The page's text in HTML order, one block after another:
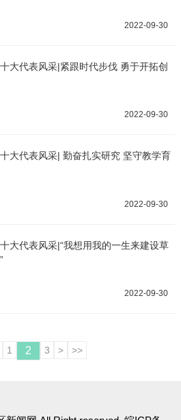
2022-09-30
大代表风采|紧跟时代步伐 勇于开拓创
2022-09-30
大代表风采| 勤奋扎实研究 坚守教学育
2022-09-30
大代表风采|“我想用我的一生来建设草
2022-09-30
1 2 3 > >>